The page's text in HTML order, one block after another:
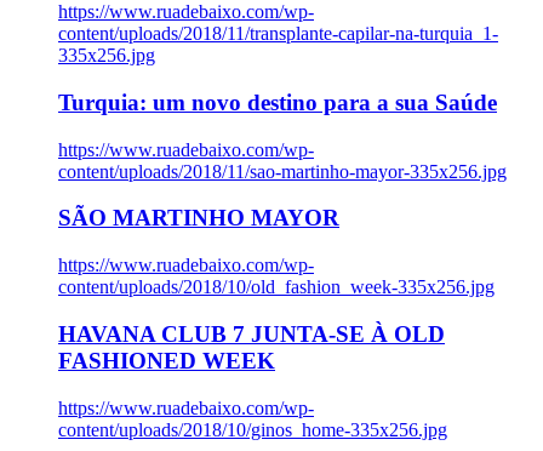
https://www.ruadebaixo.com/wp-
content/uploads/2018/11/transplante-capilar-na-turquia_1-
335x256.jpg
Turquia: um novo destino para a sua Saúde
https://www.ruadebaixo.com/wp-
content/uploads/2018/11/sao-martinho-mayor-335x256.jpg
SÃO MARTINHO MAYOR
https://www.ruadebaixo.com/wp-
content/uploads/2018/10/old_fashion_week-335x256.jpg
HAVANA CLUB 7 JUNTA-SE À OLD
FASHIONED WEEK
https://www.ruadebaixo.com/wp-
content/uploads/2018/10/ginos_home-335x256.jpg